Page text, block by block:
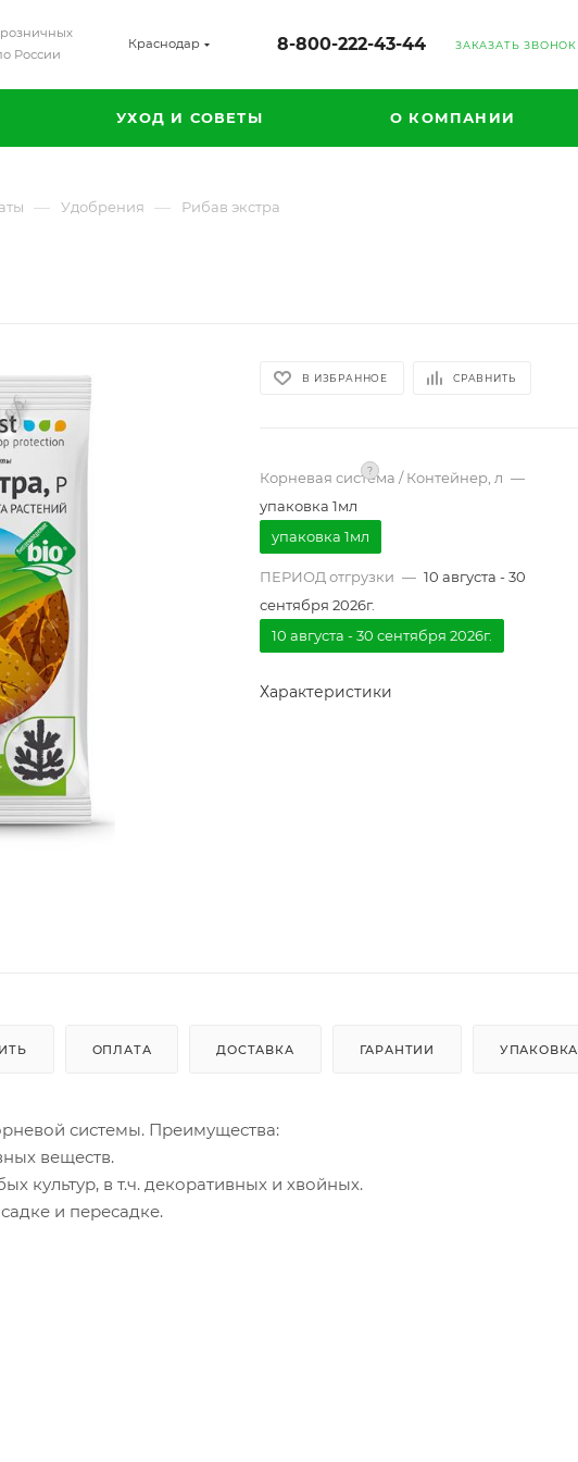
России
Краснодар 8-800-222-43-44 ЗАКАЗАТЬ ЗВОНОК
УХОД И СОВЕТЫ О КОМПАНИИ
— Удобрения — Рибав экстра
В ИЗБРАННОЕ СРАВНИТЬ
Корневая система / Контейнер, л —
упаковка 1мл
?
упаковка 1мл
ПЕРИОД отгрузки — 10 августа - 30
сентября 2026г.
10 августа - 30 сентября 2026г.
Характеристики
ОПЛАТА ДОСТАВКА ГАРАНТИИ УПАКОВКА
системы. Преимущества:
веществ.
культур, в т.ч. декоративных и хвойных.
и пересадке.